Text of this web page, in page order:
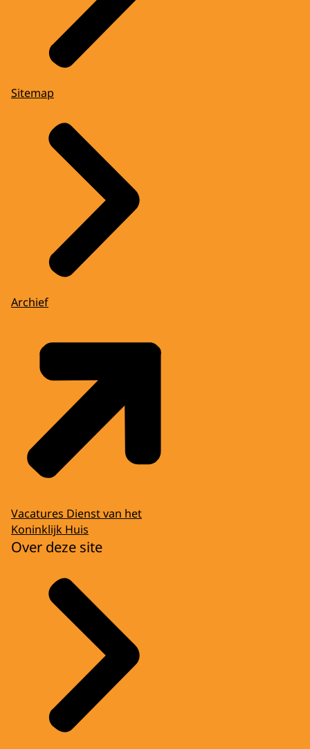
Sitemap
Archief
Vacatures Dienst van het
Koninklijk Huis
Over deze site